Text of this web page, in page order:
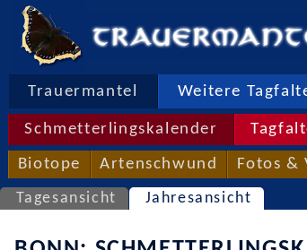
Trauermantel Weitere
Schmetterlingskalender
Biotope Artenschwund Fotos &
Tagesansicht Jahresansicht